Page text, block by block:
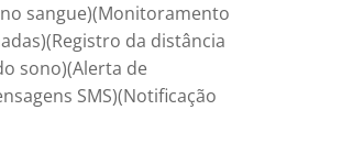
sangue)(Monitoramento
da distância
sono)(Alerta de
SMS)(Notificação